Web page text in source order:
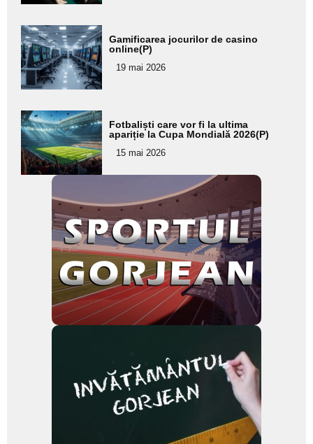
Adaugă
aici textul
pentru
subtitlu
Gamificarea jocurilor de casino
online(P)
19 mai 2026
Adaugă
aici textul
pentru
subtitlu
Fotbaliști care vor fi la ultima
apariție la Cupa Mondială 2026(P)
15 mai 2026